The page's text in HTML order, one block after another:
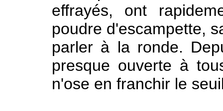
effrayés, ont
poudre d'escampette,
parler à la ronde.
presque ouverte à
n'ose en franchir le